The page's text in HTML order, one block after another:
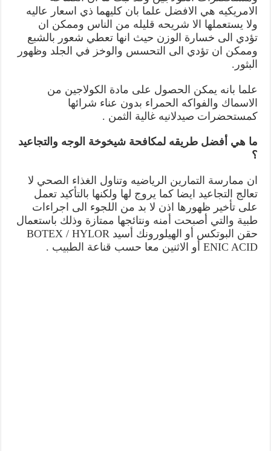
الامريكيه هي الافضل علما بان كليهما ذي اسعار عاليه
ولا يستعملها الا شريحه قليله من الناس وممكن ان
تؤدي الى خسارة الوزن حيث انها تعطي شعور بالشبع
وممكن ان تؤدي الى التحسس والوخز في الجلد وظهور
البثور.
علما بانه يمكن الحصول على مادة الكولاجين من
الاسماك والفواكه الحمراء بدون عناء شرائها
كمستحضرات صيدلانيه غالية الثمن .
ما هي أفضل طريقه لمكافحة شيخوخة الوجه والتجاعيد
؟
ان ممارسة التمارين الرياضيه وتناول الغذاء الصحي لا
تعالج التجاعيد ايضا كما يروج لها ولكنها بالتأكيد تعمل
على تأخير ظهورها اذن لا بد من اللجوء الى اجراءات
طبية والتي أصبحت أمنه ونتائجها ممتازة وذلك باستعمال
حقن البوتكس أو الهيلورونك أسيد BOTEX / HYLOR
ENIC ACID أو الاثنين معا حسب قناعة الطبيب .